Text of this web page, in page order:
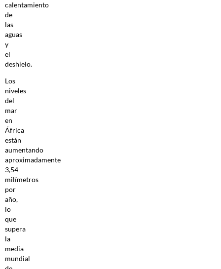
calentamiento
de
las
aguas
y
el
deshielo.
Los
niveles
del
mar
en
África
están
aumentando
aproximadamente
3,54
milímetros
por
año,
lo
que
supera
la
media
mundial